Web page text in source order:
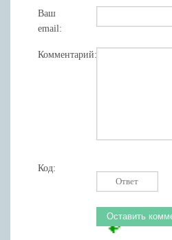
Ваш
email:
Комментарий:
Код: